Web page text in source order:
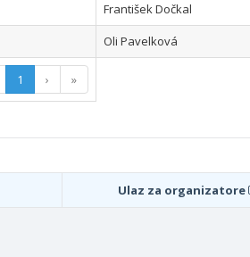
František Dočkal
Oli Pavelková
1 › »
Ulaz za organizatore